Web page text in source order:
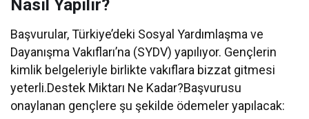
Nasıl Yapılır?
Başvurular, Türkiye’deki Sosyal Yardımlaşma ve
Dayanışma Vakıfları’na (SYDV) yapılıyor. Gençlerin
kimlik belgeleriyle birlikte vakıflara bizzat gitmesi
yeterli.Destek Miktarı Ne Kadar?Başvurusu
onaylanan gençlere şu şekilde ödemeler yapılacak: